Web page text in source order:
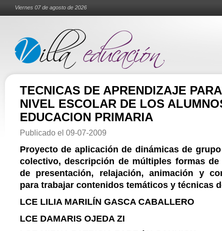
Viernes 07 de agosto de 2026
TECNICAS DE APRENDIZAJE
NIVEL ESCOLAR DE LOS
EDUCACION PRIMARIA
Publicado el 09-07-2009
Proyecto de aplicación de dinámicas de
colectivo, descripción de múltiples formas
de presentación, relajación, animación y
para trabajar contenidos temáticos y técnicas
LCE LILIA MARILÍN GASCA CABALLERO
LCE DAMARIS OJEDA ZI